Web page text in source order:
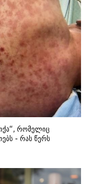
რომელიც
- რას წერს